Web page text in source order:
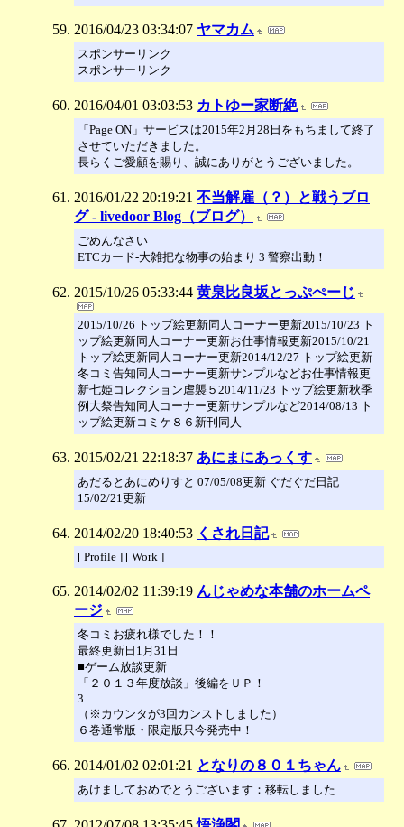
2016/04/23 03:34:07 ヤマカム
スポンサーリンク
スポンサーリンク
2016/04/01 03:03:53 カトゆー家断絶
「Page ON」サービスは2015年2月28日をもちまして終了
させていただきました。
長らくご愛顧を賜り、誠にありがとうございました。
2016/01/22 20:19:21 不当解雇（？）と戦うブロ
グ - livedoor Blog（ブログ）
ごめんなさい
ETCカード-大雑把な物事の始まり 3 警察出動！
2015/10/26 05:33:44 黄泉比良坂とっぷぺーじ
2015/10/26 トップ絵更新同人コーナー更新2015/10/23 ト
ップ絵更新同人コーナー更新お仕事情報更新2015/10/21
トップ絵更新同人コーナー更新2014/12/27 トップ絵更新
冬コミ告知同人コーナー更新サンプルなどお仕事情報更
新七姫コレクション虐襲５2014/11/23 トップ絵更新秋季
例大祭告知同人コーナー更新サンプルなど2014/08/13 ト
ップ絵更新コミケ８６新刊同人
2015/02/21 22:18:37 あにまにあっくす
あだるとあにめりすと 07/05/08更新 ぐだぐだ日記
15/02/21更新
2014/02/20 18:40:53 くされ日記
[ Profile ] [ Work ]
2014/02/02 11:39:19 んじゃめな本舗のホームペ
ージ
冬コミお疲れ様でした！！
最終更新日1月31日
■ゲーム放談更新
「２０１３年度放談」後編をＵＰ！
3
（※カウンタが3回カンストしました）
６巻通常版・限定版只今発売中！
2014/01/02 02:01:21 となりの８０１ちゃん
あけましておめでとうございます：移転しました